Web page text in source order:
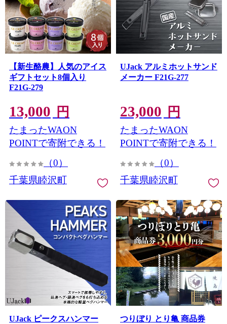
【新生酪農】人気のアイス
ギフトセット8個入り
F21G-279
13,000 円
たまったWAON
POINTで寄附できる！
（0）
千葉県睦沢町
UJack アルミホットサンド
メーカー F21G-277
23,000 円
たまったWAON
POINTで寄附できる！
（0）
千葉県睦沢町
UJack ピークスハンマー
つりぼり とり亀 商品券